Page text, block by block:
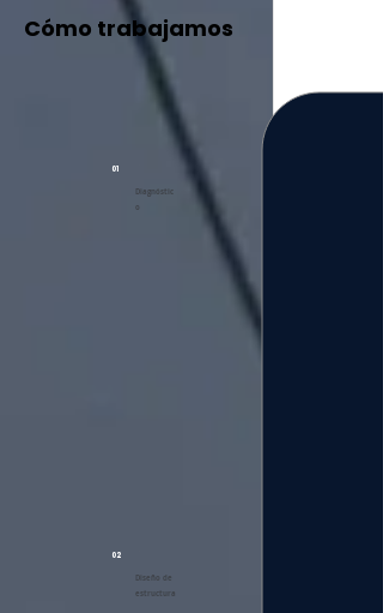
Cómo trabajamos
01
Diagnóstic
o
02
Diseño de
estructura